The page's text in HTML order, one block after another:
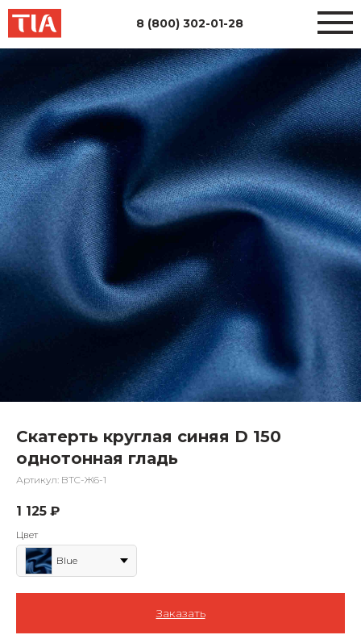
8 (800) 302-01-28
Скатерть круглая синяя D 150
однотонная гладь
Артикул: BTC-Ж6-1
1 125 ₽
Цвет
Blue
Заказать